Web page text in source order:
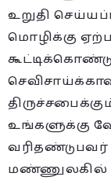
உறுதி
மொழிக்கு
உங்களுக்கு
வரிதண்டுபவர்
மண்ணுலகில்